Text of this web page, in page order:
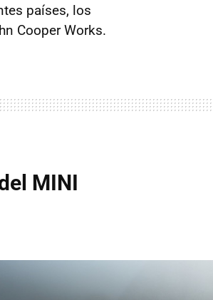
países, los
Cooper Works.
MINI